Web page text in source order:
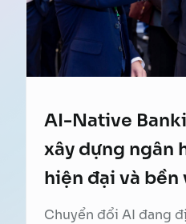
AI-Native
xây dựng ngân
hiện đại và bền
Chuyển đổi AI đang